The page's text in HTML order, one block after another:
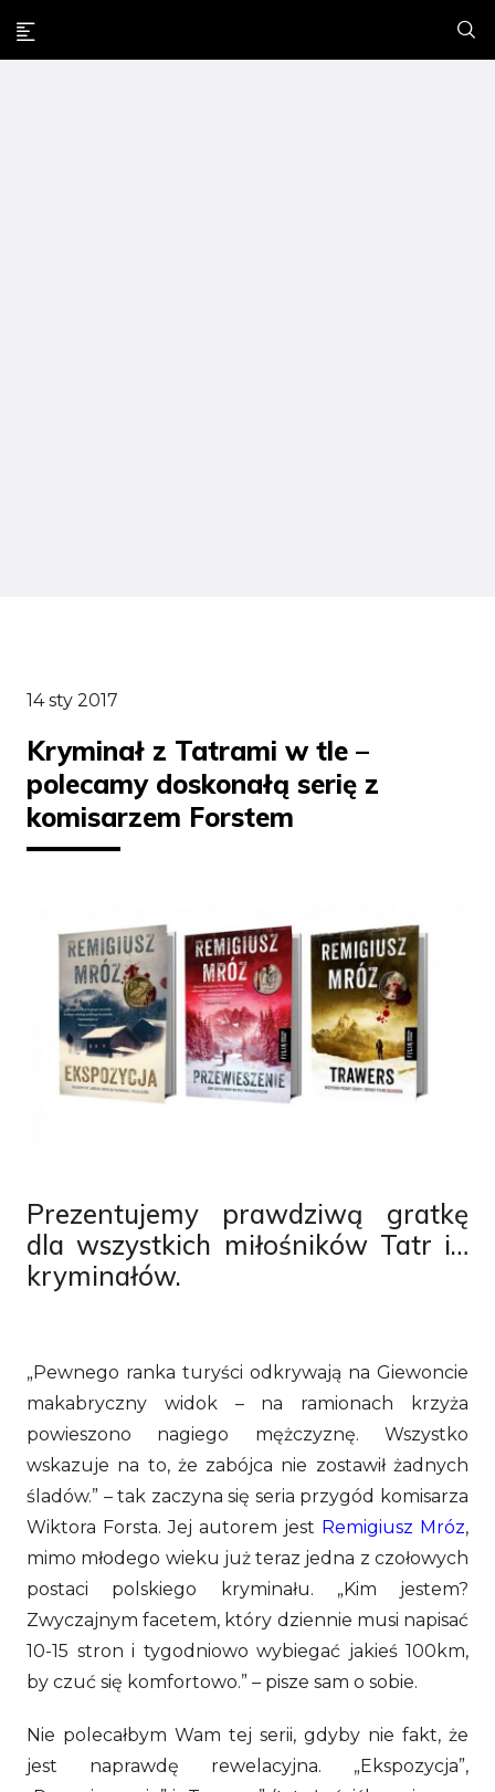
14 sty 2017
Kryminał z Tatrami w tle –
polecamy doskonałą serię z
komisarzem Forstem
Prezentujemy prawdziwą gratkę
dla wszystkich miłośników Tatr i…
kryminałów.
„Pewnego ranka turyści odkrywają na Giewoncie
makabryczny widok – na ramionach krzyża
powieszono nagiego mężczyznę. Wszystko
wskazuje na to, że zabójca nie zostawił żadnych
śladów.” – tak zaczyna się seria przygód komisarza
Wiktora Forsta. Jej autorem jest Remigiusz Mróz,
mimo młodego wieku już teraz jedna z czołowych
postaci polskiego kryminału. „Kim jestem?
Zwyczajnym facetem, który dziennie musi napisać
10-15 stron i tygodniowo wybiegać jakieś 100km,
by czuć się komfortowo.” – pisze sam o sobie.
Nie polecałbym Wam tej serii, gdyby nie fakt, że
jest naprawdę rewelacyjna. „Ekspozycja”,